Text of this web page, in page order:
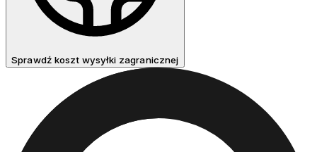
Sprawdź koszt wysyłki zagranicznej